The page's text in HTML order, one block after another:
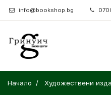
info@bookshop.bg
Начало Художествени